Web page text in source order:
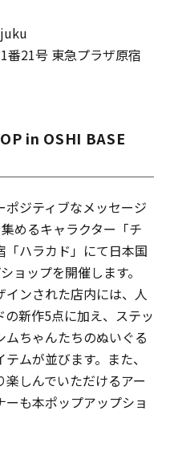
番21号 東急プラザ原宿
in OSHI BASE
ジティブなメッセージ
めるキャラクター「チ
「ハラカド」にて⽇本国
ョップを開催します。
インされた店内には、⼈
新作5点に加え、ステッ
ちゃんたちのぬいぐる
ムが並びます。また、
楽しんでいただけるアー
ーも本ポップアップショ